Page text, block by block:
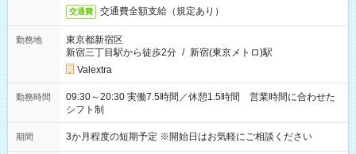
交通費 交通費全額支給（規定あり）
勤務地
東京都新宿区
新宿三丁目駅から徒歩2分 / 新宿(東京メトロ)駅
Valextra
勤務時間
09:30～20:30 実働7.5時間／休憩1.5時間 営業時間に合わせた
シフト制
期間 3か月程度の短期予定 ※開始日はお気軽にご相談ください